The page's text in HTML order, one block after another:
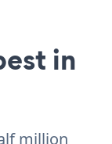
in
million